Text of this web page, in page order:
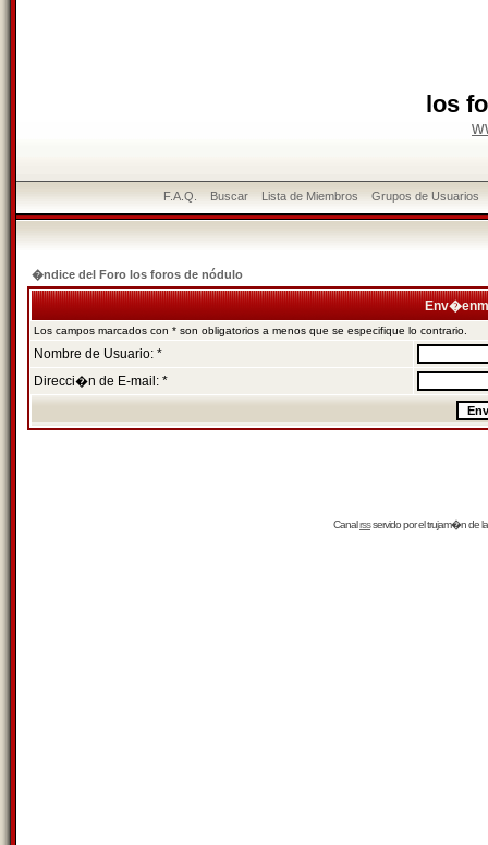
los
F.A.Q. Buscar Lista de Miembros Grupos de Usuarios
�ndice del Foro los foros de nódulo
Los campos marcados con * son obligatorios a menos que se especifique lo contrario.
Nombre de Usuario: *
Direcci�n de E-mail: *
Canalrssservido por eltrujam�nde